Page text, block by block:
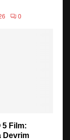
0
5 Film:
Devrim